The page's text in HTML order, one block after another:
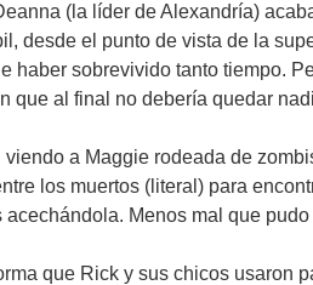
(la líder de Alexandría)
desde el punto de vista de la
haber sobrevivido tanto tiempo.
que al final no debería quedar
a Maggie rodeada de
los muertos (literal) para
Menos mal que
que Rick y sus chicos usaron